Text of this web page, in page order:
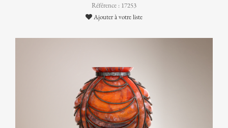
Référence : 17253
Ajouter à votre liste